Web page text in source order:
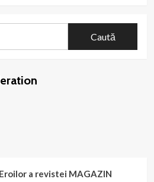
a revistei MAGAZIN